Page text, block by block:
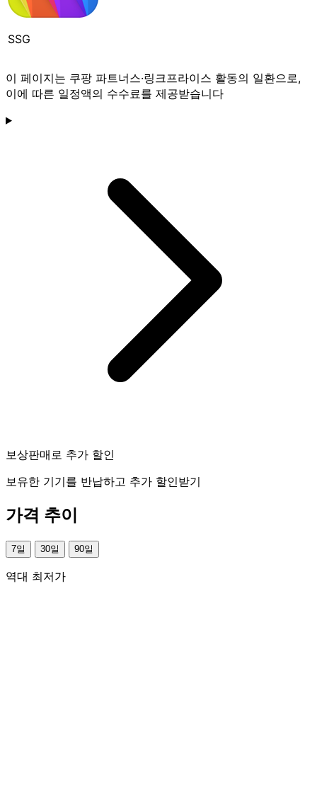
SSG
이 페이지는 쿠팡 파트너스·링크프라이스 활동의 일환으로,
이에 따른 일정액의 수수료를 제공받습니다
보상판매로 추가 할인
보유한 기기를 반납하고 추가 할인받기
가격 추이
7일 30일 90일
역대 최저가